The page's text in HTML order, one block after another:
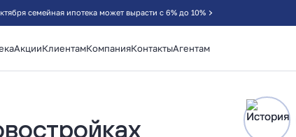
семейная ипотека может вырасти с 6% до 10%
АкцииКлиентамКомпанияКонтактыАгентам